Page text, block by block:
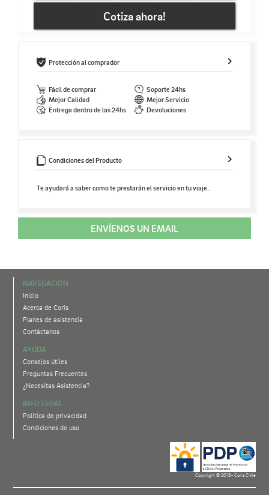
Cotiza ahora!
Protección al comprador
Fácil de comprar
Soporte 24hs
Mejor Calidad
Mejor Servicio
Entrega dentro de las 24hs
Devoluciones
Condiciones del Producto
Te ayudará a saber como te prestarán el servicio en tu viaje..
ENVÍENOS UN EMAIL
NAVEGACIÓN
Inicio
Acerca de Coris
Planes de asistencia
Contáctanos
AYUDA
Consejos útiles
Preguntas Frecuentes
¿Necesitas Asistencia?
INFO LEGAL
Política de privacidad
Condiciones de uso
Copyright © 2018- Coris Chile